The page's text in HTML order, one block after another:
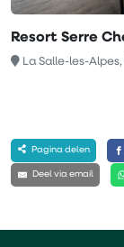
Resort Serre
La Salle-les-
Pagina delen
Deel via email